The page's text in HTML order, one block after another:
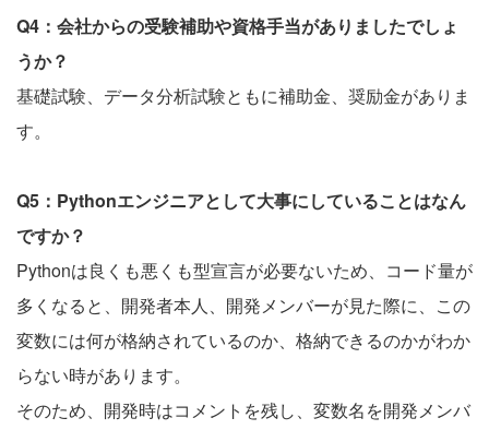
Q4：会社からの受験補助や資格手当がありましたでしょ
うか？
基礎試験、データ分析試験ともに補助金、奨励金がありま
す。
Q5：Pythonエンジニアとして大事にしていることはなん
ですか？
Pythonは良くも悪くも型宣言が必要ないため、コード量が
多くなると、開発者本人、開発メンバーが見た際に、この
変数には何が格納されているのか、格納できるのかがわか
らない時があります。
そのため、開発時はコメントを残し、変数名を開発メンバ